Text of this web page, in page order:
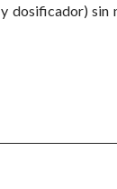
dosificador) sin